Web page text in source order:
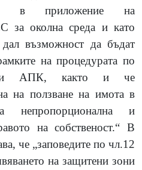
в приложение на
за околна среда и като
дал възможност да бъдат
на процедурата по
и АПК, както и че
на ползване на имота в
непропорционална и
на собственост.“ В
че „заповедите по чл.12
на защитени зони